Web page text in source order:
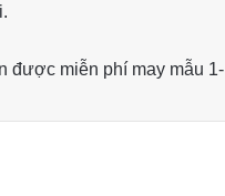
được miễn phí may mẫu 1-